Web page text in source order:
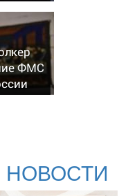
ФМС
НОВОСТИ